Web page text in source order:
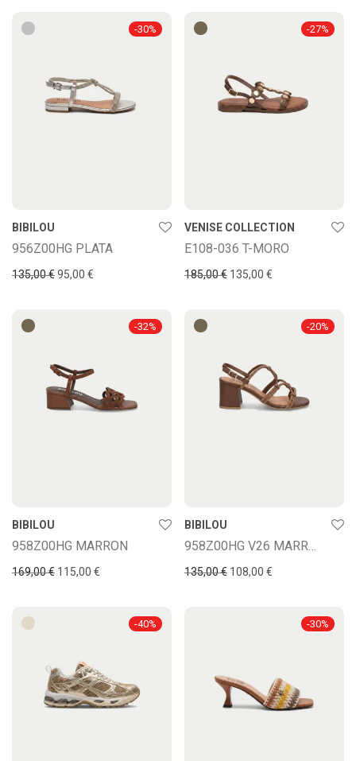
-30%
BIBILOU
956Z00HG PLATA
135,00€95,00 €
-27%
VENISE COLLECTION
E108-036 T-MORO
185,00€ 135,00 €
-32%
BIBILOU
958Z00HG MARRON
169,00€ 115,00 €
-20%
BIBILOU
958Z00HG V26 MARRON
135,00€ 108,00 €
-40% -30%